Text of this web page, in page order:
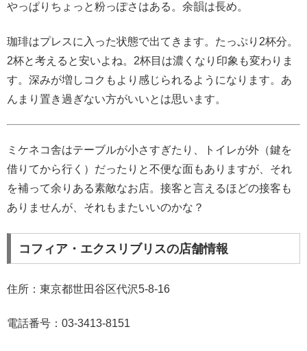
やっぱりちょっと粉っぽさはある。余韻は長め。
珈琲はプレスに入った状態で出てきます。たっぷり2杯分。
2杯と考えると安いよね。2杯目は濃くなり印象も変わりま
す。深みが増しコクもより感じられるようになります。あ
んまり置き過ぎない方がいいとは思います。
ミケネコ舎はテーブルが小さすぎたり、トイレが外（鍵を
借りてから行く）だったりと不便な面もありますが、それ
を補って余りある素敵なお店。接客と言えるほどの接客も
ありませんが、それもまたいいのかな？
コフィア・エクスリブリスの店舗情報
住所：東京都世田谷区代沢5-8-16
電話番号：03-3413-8151